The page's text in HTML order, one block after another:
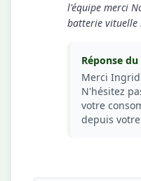
l'équipe merci
batterie vituelle
Réponse
Merci
N'hésitez
votre
depuis